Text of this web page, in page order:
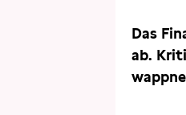
Das
ab.